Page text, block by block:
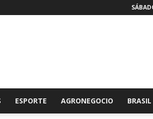
ESPORTE AGRONEGOCIO BRASIL